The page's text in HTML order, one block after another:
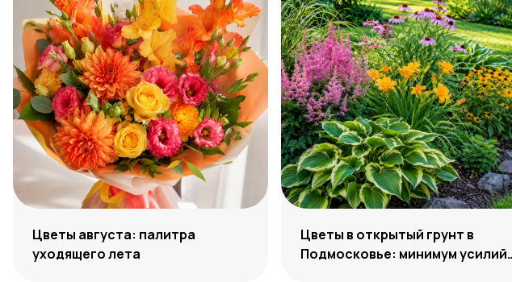
Цветы августа: палитра
уходящего лета
Цветы в открытый грунт в
Подмосковье: минимум усилий,